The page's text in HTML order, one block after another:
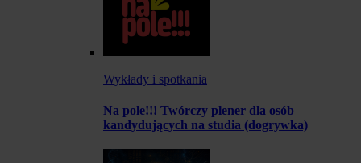
Wykłady i spotkania
Na pole!!! Twórczy plener dla osób
kandydujących na studia (dogrywka)